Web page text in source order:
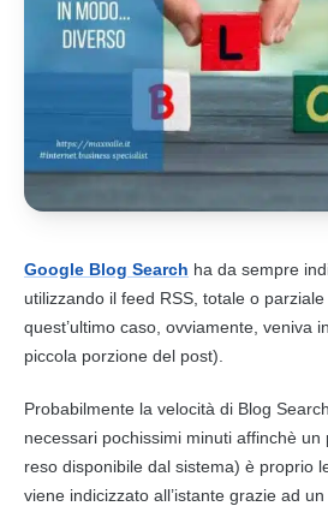
Google Blog Search ha da sempre
utilizzando il feed RSS , totale o
quest’ultimo caso, ovviamente, veniva
piccola porzione del post).
Probabilmente la velocità di Blog
necessari pochissimi minuti affinchè un
reso disponibile dal sistema) è proprio
viene indicizzato all’istante grazie ad